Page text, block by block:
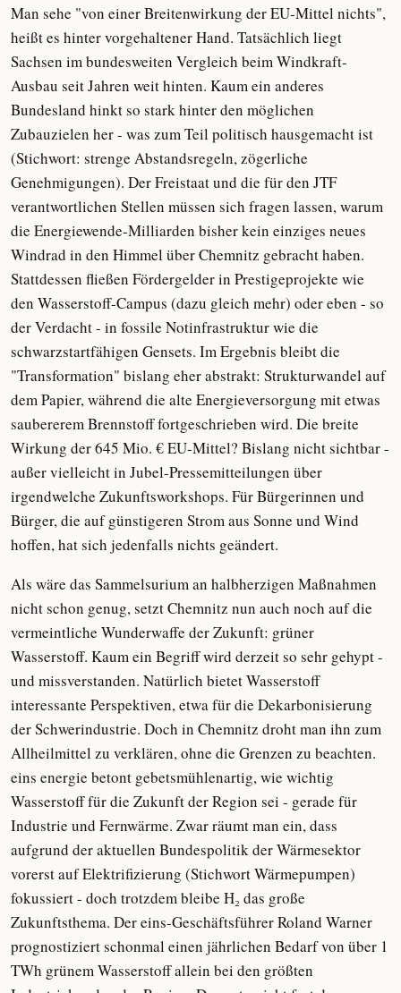
Man sehe "von einer Breitenwirkung der EU-Mittel nichts",
heißt es hinter vorgehaltener Hand. Tatsächlich liegt
Sachsen im bundesweiten Vergleich beim Windkraft-
Ausbau seit Jahren weit hinten. Kaum ein anderes
Bundesland hinkt so stark hinter den möglichen
Zubauzielen her - was zum Teil politisch hausgemacht ist
(Stichwort: strenge Abstandsregeln, zögerliche
Genehmigungen). Der Freistaat und die für den JTF
verantwortlichen Stellen müssen sich fragen lassen, warum
die Energiewende-Milliarden bisher kein einziges neues
Windrad in den Himmel über Chemnitz gebracht haben.
Stattdessen fließen Fördergelder in Prestigeprojekte wie
den Wasserstoff-Campus (dazu gleich mehr) oder eben - so
der Verdacht - in fossile Notinfrastruktur wie die
schwarzstartfähigen Gensets. Im Ergebnis bleibt die
"Transformation" bislang eher abstrakt: Strukturwandel auf
dem Papier, während die alte Energieversorgung mit etwas
saubererem Brennstoff fortgeschrieben wird. Die breite
Wirkung der 645 Mio. € EU-Mittel? Bislang nicht sichtbar -
außer vielleicht in Jubel-Pressemitteilungen über
irgendwelche Zukunftsworkshops. Für Bürgerinnen und
Bürger, die auf günstigeren Strom aus Sonne und Wind
hoffen, hat sich jedenfalls nichts geändert.
Als wäre das Sammelsurium an halbherzigen Maßnahmen
nicht schon genug, setzt Chemnitz nun auch noch auf die
vermeintliche Wunderwaffe der Zukunft: grüner
Wasserstoff. Kaum ein Begriff wird derzeit so sehr gehypt -
und missverstanden. Natürlich bietet Wasserstoff
interessante Perspektiven, etwa für die Dekarbonisierung
der Schwerindustrie. Doch in Chemnitz droht man ihn zum
Allheilmittel zu verklären, ohne die Grenzen zu beachten.
eins energie betont gebetsmühlenartig, wie wichtig
Wasserstoff für die Zukunft der Region sei - gerade für
Industrie und Fernwärme. Zwar räumt man ein, dass
aufgrund der aktuellen Bundespolitik der Wärmesektor
vorerst auf Elektrifizierung (Stichwort Wärmepumpen)
fokussiert - doch trotzdem bleibe H₂ das große
Zukunftsthema. Der eins-Geschäftsführer Roland Warner
prognostiziert schonmal einen jährlichen Bedarf von über 1
TWh grünem Wasserstoff allein bei den größten